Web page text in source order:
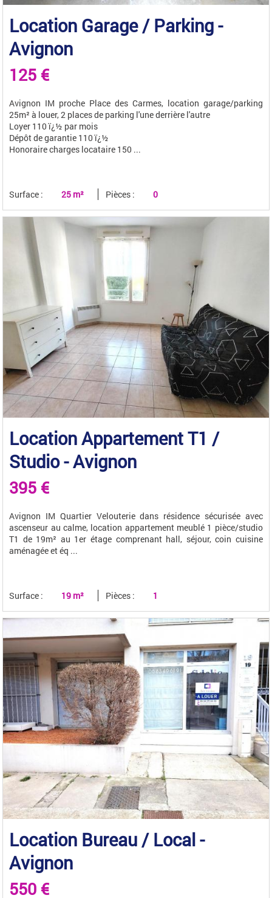
Location Garage / Parking -
Avignon
125 €
Avignon IM proche Place des Carmes, location garage/parking
25m² à louer, 2 places de parking l'une derrière l'autre
Loyer 110 ï¿½ par mois
Dépôt de garantie 110 ï¿½
Honoraire charges locataire 150 ...
Surface : 25 m² Pièces : 0
Location Appartement T1 /
Studio - Avignon
395 €
Avignon IM Quartier Velouterie dans résidence sécurisée avec
ascenseur au calme, location appartement meublé 1 pièce/studio
T1 de 19m² au 1er étage comprenant hall, séjour, coin cuisine
aménagée et éq ...
Surface : 19 m² Pièces : 1
Location Bureau / Local -
Avignon
550 €